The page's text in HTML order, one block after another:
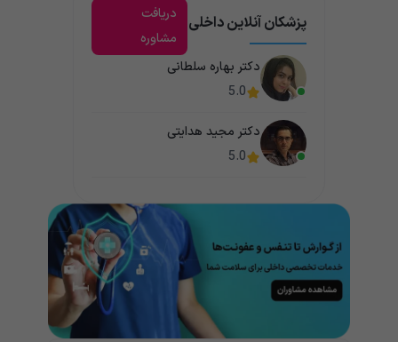
پزشکان آنلاین داخلی
دریافت
مشاوره
دکتر بهاره سلطانی
5.0
دکتر مجید هدایتی
5.0